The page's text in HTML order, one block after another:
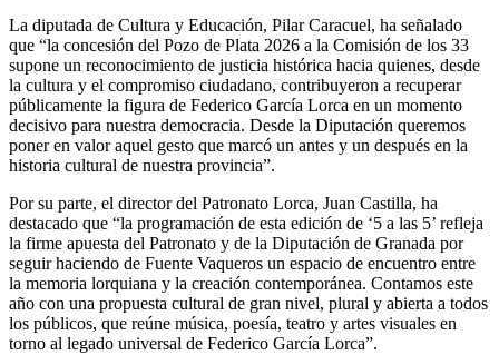
La diputada de Cultura y Educación, Pilar Caracuel, ha señalado
que “la concesión del Pozo de Plata 2026 a la Comisión de los 33
supone un reconocimiento de justicia histórica hacia quienes, desde
la cultura y el compromiso ciudadano, contribuyeron a recuperar
públicamente la figura de Federico García Lorca en un momento
decisivo para nuestra democracia. Desde la Diputación queremos
poner en valor aquel gesto que marcó un antes y un después en la
historia cultural de nuestra provincia”.
Por su parte, el director del Patronato Lorca, Juan Castilla, ha
destacado que “la programación de esta edición de ‘5 a las 5’ refleja
la firme apuesta del Patronato y de la Diputación de Granada por
seguir haciendo de Fuente Vaqueros un espacio de encuentro entre
la memoria lorquiana y la creación contemporánea. Contamos este
año con una propuesta cultural de gran nivel, plural y abierta a todos
los públicos, que reúne música, poesía, teatro y artes visuales en
torno al legado universal de Federico García Lorca”.